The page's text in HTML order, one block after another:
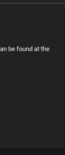
be found at the